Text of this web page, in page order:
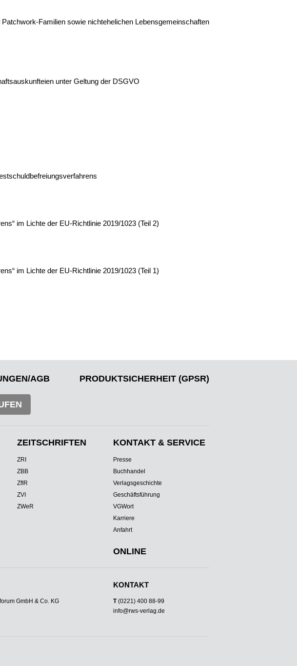
Familien sowie nichtehelichen Lebensgemeinschaften
unter Geltung der DSGVO
im Lichte der EU-Richtlinie 2019/1023 (Teil 2)
im Lichte der EU-Richtlinie 2019/1023 (Teil 1)
AGB PRODUKTSICHERHEIT (GPSR)
ZEITSCHRIFTEN
ZRI
ZBB
ZfIR
ZVI
ZWeR
KONTAKT & SERVICE
Presse
Buchhandel
Verlagsgeschichte
Geschäftsführung
VGWort
Karriere
Anfahrt
ONLINE
GmbH & Co. KG
KONTAKT
T(0221) 400 88-99
info@rws-verlag.de